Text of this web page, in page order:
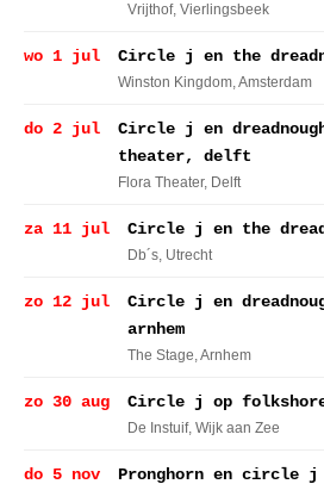
Vrijthof, Vierlingsbeek
wo 1 jul Circle j en the
Winston Kingdom, Amsterdam
do 2 jul
Circle j en
theater, delft
Flora Theater, Delft
za 11 jul Circle j en the
Db´s, Utrecht
zo 12 jul
Circle j en
arnhem
The Stage, Arnhem
zo 30 aug Circle j op
De Instuif, Wijk aan Zee
do 5 nov Pronghorn en circle j